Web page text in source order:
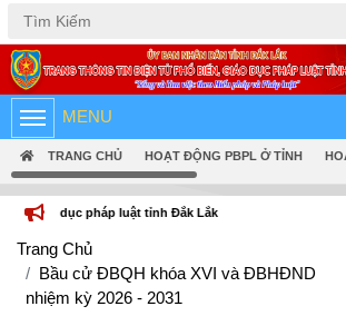
Tiếng Việt
MENU
TRANG CHỦ HOẠT ĐỘNG PBPL Ở TỈNH
Đắk Lắk
Trang Chủ
Bầu cử ĐBQH khóa XVI và ĐBHĐND
nhiệm kỳ 2026 - 2031